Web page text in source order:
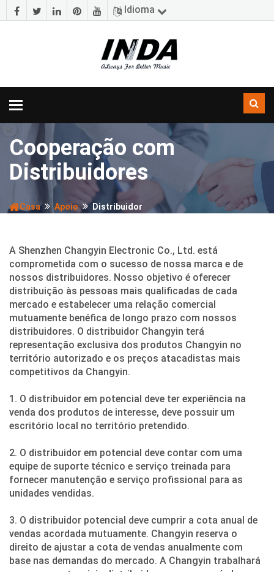
Idioma
Alternar
Cooperação com
Distribuidores
Casa Apoio Distribuidor
A Shenzhen Changyin Electronic Co., Ltd. está
comprometida com o sucesso de nossa marca e de
nossos distribuidores. Nosso objetivo é oferecer
distribuição às pessoas mais qualificadas de cada
mercado e estabelecer uma relação comercial
mutuamente benéfica de longo prazo com nossos
distribuidores. O distribuidor Changyin terá
representação exclusiva dos produtos Changyin no
território autorizado e os preços atacadistas mais
competitivos da Changyin.
1. O distribuidor em potencial deve ter experiência na
venda dos produtos de interesse, deve possuir um
escritório local no território pretendido.
2. O distribuidor em potencial deve contar com uma
equipe de suporte técnico e serviço treinada para
fornecer manutenção e serviço profissional para as
unidades vendidas.
3. O distribuidor potencial deve cumprir a cota anual de
vendas acordada mutuamente. Changyin reserva o
direito de ajustar a cota de vendas anualmente com
base nas demandas do mercado. A Changyin trabalhará